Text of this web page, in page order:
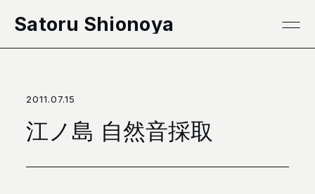
Satoru Shionoya
2011.07.15
江ノ島 自然音採取